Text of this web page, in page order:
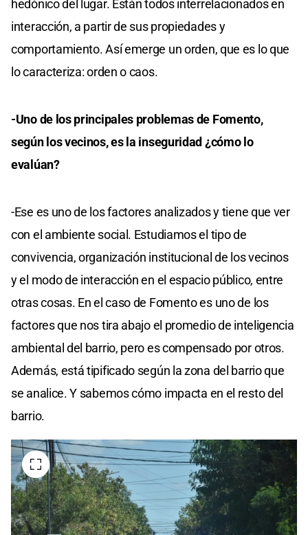
hedónico del lugar. Están todos interrelacionados en
interacción, a partir de sus propiedades y
comportamiento. Así emerge un orden, que es lo que
lo caracteriza: orden o caos.
-Uno de los principales problemas de Fomento,
según los vecinos, es la inseguridad ¿cómo lo
evalúan?
-Ese es uno de los factores analizados y tiene que ver
con el ambiente social. Estudiamos el tipo de
convivencia, organización institucional de los vecinos
y el modo de interacción en el espacio público, entre
otras cosas. En el caso de Fomento es uno de los
factores que nos tira abajo el promedio de inteligencia
ambiental del barrio, pero es compensado por otros.
Además, está tipificado según la zona del barrio que
se analice. Y sabemos cómo impacta en el resto del
barrio.